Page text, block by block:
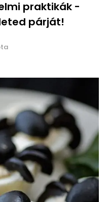
praktikák -
párját!